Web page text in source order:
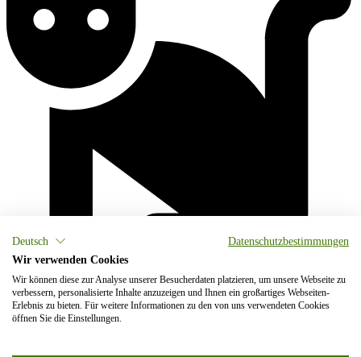
Deutsch
Datenschutzbestimmungen
Wir verwenden Cookies
Wir können diese zur Analyse unserer Besucherdaten platzieren, um unsere Webseite zu
verbessern, personalisierte Inhalte anzuzeigen und Ihnen ein großartiges Webseiten-
Erlebnis zu bieten. Für weitere Informationen zu den von uns verwendeten Cookies
öffnen Sie die Einstellungen.